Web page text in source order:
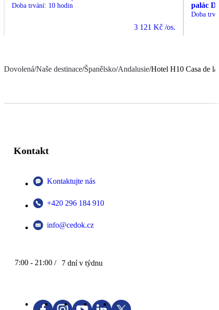
Doba trvání: 10 hodin
3 121 Kč /os.
palác
Doba
Dovolená/Naše destinace/Španělsko/Andalusie/Hotel H10 Casa de la
Kontakt
Kontaktujte nás
+420 296 184 910
info@cedok.cz
7:00 - 21:00 / 7 dní v týdnu